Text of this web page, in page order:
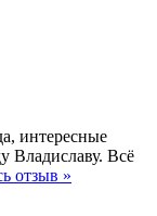
интересные
Владиславу. Всё
отзыв »